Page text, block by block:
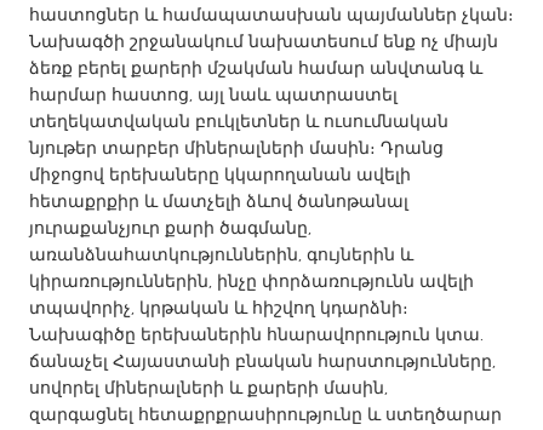
UNITED STATES
Ann Arbor, MI
Austin, TX
Baltimore, MD
Boston, MA
Burlingame-San Mateo, CA
Cass Clay
Chicago, IL
Cleveland, OH
Detroit, MI
Durham, NC
Gainesville, FL
Georgetown, MA
Gloucester, MA
Hamilton-Wenham, MA
Ipswich, MA
Key West, FL
Los Angeles, CA
Miami, FL
հաստոցներ և համապատասխան պայմաններ չկան։
Նախագծի շրջանակում նախատեսում ենք ոչ միայն
ձեռք բերել քարերի մշակման համար անվտանգ և
հարմար հաստոց, այլ նաև պատրաստել
տեղեկատվական բուկլետներ և ուսումնական
նյութեր տարբեր միներալների մասին։ Դրանց
միջոցով երեխաները կկարողանան ավելի
հետաքրքիր և մատչելի ձևով ծանոթանալ
յուրաքանչյուր քարի ծագմանը,
առանձնահատկություններին, գույներին և
կիրառություններին, ինչը փորձառությունն ավելի
տպավորիչ, կրթական և հիշվող կդարձնի։
Նախագիծը երեխաներին հնարավորություն կտա․
ճանաչել Հայաստանի բնական հարստությունները,
սովորել միներալների և քարերի մասին,
զարգացնել հետաքրքրասիրությունը և ստեղծարար